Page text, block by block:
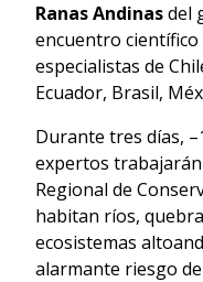
Ranas Andinasdel
encuentro científico
especialistas de
Ecuador, Brasil,
Durante tres días,
expertos
Regional de
habitan ríos,
ecosistemas
alarmante riesgo